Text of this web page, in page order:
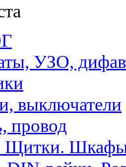
УЗО,
выключатели
провод
Щитки.